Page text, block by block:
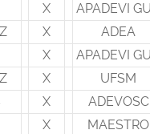
X
APADEVI
X
ADEA
X
APADEVI
X
UFSM
X
ADEVOSC
X
MAESTRO